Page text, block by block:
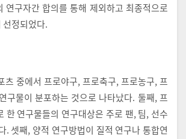
연구자간 합의를 통해 제외하고 최종적으로
정되었다.
츠 중에서 프로야구, 프로축구, 프로농구, 프
구물이 분포하는 것으로 나타났다. 둘째, 프
한 연구물들의 연구대상은 주로 팬, 팀, 선수
. 셋째, 양적 연구방법이 질적 연구나 통합연